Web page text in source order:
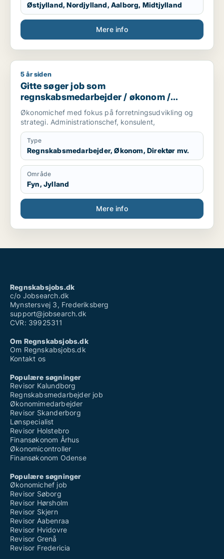
Østjylland, Nordjylland, Aalborg, Midtjylland
Mere info
Gitte søger job som regnskabsmedarbejder / økonom /
5 år siden
Gitte søger job som
regnskabsmedarbejder / økonom /
direktør / hr-chef / lønspecialist
Økonomichef med fokus på forretningsudvikling og
strategi. Administrationschef, konsulent,
Type
Regnskabsmedarbejder, Økonom, Direktør mv.
Område
Fyn, Jylland
Mere info
Regnskabsjobs.dk
c/o Jobsearch.dk
Mynstersvej 3, Frederiksberg
support@jobsearch.dk
CVR: 39925311
Om Regnskabsjobs.dk
Om Regnskabsjobs.dk
Kontakt os
Populære søgninger
Revisor Kalundborg
Regnskabsmedarbejder job
Økonomimedarbejder
Revisor Skanderborg
Lønspecialist
Revisor Holstebro
Finansøkonom Århus
Økonomicontroller
Finansøkonom Odense
Populære søgninger
Økonomichef job
Revisor Søborg
Revisor Hørsholm
Revisor Skjern
Revisor Aabenraa
Revisor Hvidovre
Revisor Grenå
Revisor Fredericia